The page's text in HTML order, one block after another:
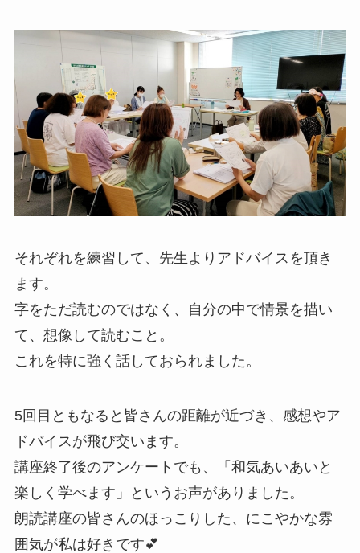
それぞれを練習して、先生よりアドバイスを頂き
ます。
​字をただ読むのではなく、自分の中で情景を描い
て、想像して読むこと。
これを特に強く話しておられました。
5回目ともなると皆さんの距離が近づき、感想やア
ドバイスが飛び交います。
講座終了後のアンケートでも、「和気あいあいと
楽しく学べます」というお声がありました。
朗読講座の皆さんのほっこりした、にこやかな雰
囲気が私は好きです💕